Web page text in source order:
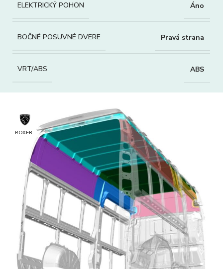
ELEKTRICKÝ POHON Áno
BOČNÉ POSUVNÉ DVERE Pravá strana
VRT/ABS ABS
BOXER